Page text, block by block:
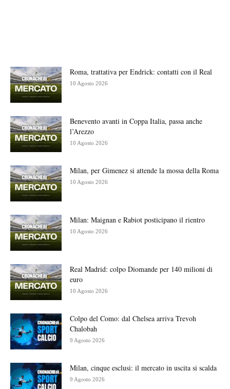
Roma, trattativa per Endrick: contatti con il Real
10 Agosto 2026
Benevento avanti in Coppa Italia, passa anche
l’Arezzo
10 Agosto 2026
Milan, per Gimenez si attende la mossa della Roma
10 Agosto 2026
Milan: Maignan e Rabiot posticipano il rientro
10 Agosto 2026
Real Madrid: colpo Diomande per 140 milioni di
euro
10 Agosto 2026
Colpo del Como: dal Chelsea arriva Trevoh
Chalobah
9 Agosto 2026
Milan, cinque esclusi: il mercato in uscita si scalda
9 Agosto 2026